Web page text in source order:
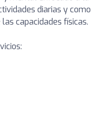
diarias y como
capacidades físicas.